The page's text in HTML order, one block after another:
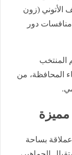
المتحف الأتوني (زون
منافسات دور
المنتخب
المحافظة، من
مميزة
بساحة